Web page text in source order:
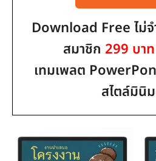
Download Free ไม่
สมาชิก 299 บา
เทมเพลต
สไตล์มินิ